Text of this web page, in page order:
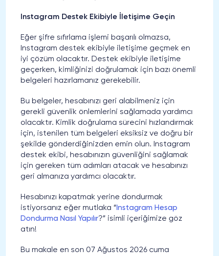
Instagram Destek Ekibiyle İletişime Geçin
Eğer şifre sıfırlama işlemi başarılı olmazsa,
Instagram destek ekibiyle iletişime geçmek en
iyi çözüm olacaktır. Destek ekibiyle iletişime
geçerken, kimliğinizi doğrulamak için bazı önemli
belgeleri hazırlamanız gerekebilir.
Bu belgeler, hesabınızı geri alabilmeniz için
gerekli güvenlik önlemlerini sağlamada yardımcı
olacaktır. Kimlik doğrulama sürecini hızlandırmak
için, istenilen tüm belgeleri eksiksiz ve doğru bir
şekilde gönderdiğinizden emin olun. Instagram
destek ekibi, hesabınızın güvenliğini sağlamak
için gereken tüm adımları atacak ve hesabınızı
geri almanıza yardımcı olacaktır.
Hesabınızı kapatmak yerine dondurmak
istiyorsanız eğer mutlaka “ Instagram Hesap
Dondurma Nasıl Yapılır?” isimli içeriğimize göz
atın!
Bu makale en son 07 Ağustos 2026 cuma